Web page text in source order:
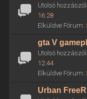
Utolsó
16:28
Elküldve Fórum:
gta V
Utolsó
12:44
Elküldve Fórum:
Urban